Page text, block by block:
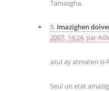
Tamazgha.
8. Imazighen
2007, 14:24, par
azul ay atmaten si-
Seul un etat